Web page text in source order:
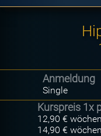
Anmeldung
Single
Kurspreis 1x
12,90 €
14,90 €